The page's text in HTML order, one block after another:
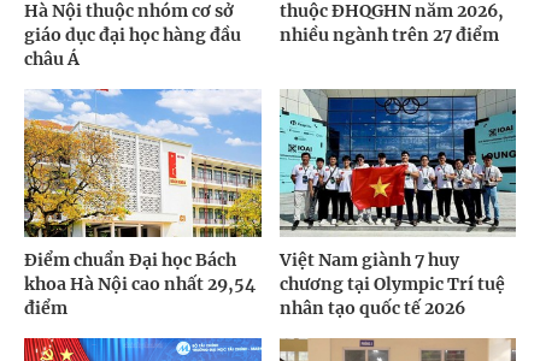
Hà Nội thuộc nhóm cơ sở
giáo dục đại học hàng đầu
châu Á
thuộc ĐHQGHN năm 2026,
nhiều ngành trên 27 điểm
Điểm chuẩn Đại học Bách
khoa Hà Nội cao nhất 29,54
điểm
Việt Nam giành 7 huy
chương tại Olympic Trí tuệ
nhân tạo quốc tế 2026